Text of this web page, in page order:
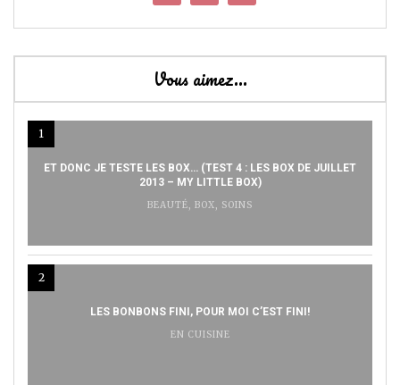
Vous aimez…
1
ET DONC JE TESTE LES BOX… (TEST 4 : LES BOX DE JUILLET
2013 – MY LITTLE BOX)
BEAUTÉ, BOX, SOINS
2
LES BONBONS FINI, POUR MOI C’EST FINI!
EN CUISINE